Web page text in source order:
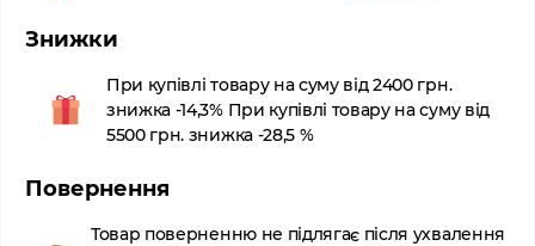
Знижки
При купівлі товару на суму від 2400 грн.
знижка -14,3% При купівлі товару на суму від
5500 грн. знижка -28,5 %
Повернення
Товар поверненню не підлягає після ухвалення